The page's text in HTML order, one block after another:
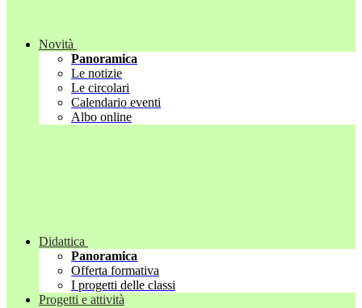
Novità
Panoramica
Le notizie
Le circolari
Calendario eventi
Albo online
Didattica
Panoramica
Offerta formativa
I progetti delle classi
Progetti e attività